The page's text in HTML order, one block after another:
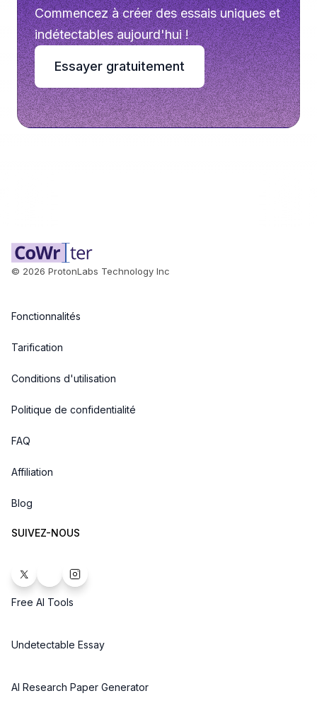
Commencez à créer des essais uniques et
indétectables aujourd'hui !
Essayer gratuitement
© 2026 ProtonLabs Technology Inc
Fonctionnalités
Tarification
Conditions d'utilisation
Politique de confidentialité
FAQ
Affiliation
Blog
SUIVEZ-NOUS
Free AI Tools
Undetectable Essay
AI Research Paper Generator